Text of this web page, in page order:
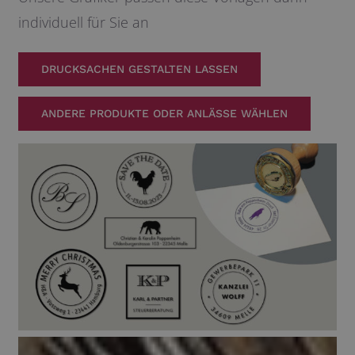
individuell für Sie an
DRUCKSACHEN GESTALTEN LASSEN
ANDERE PRODUKTE ODER ANLÄSSE WÄHLEN